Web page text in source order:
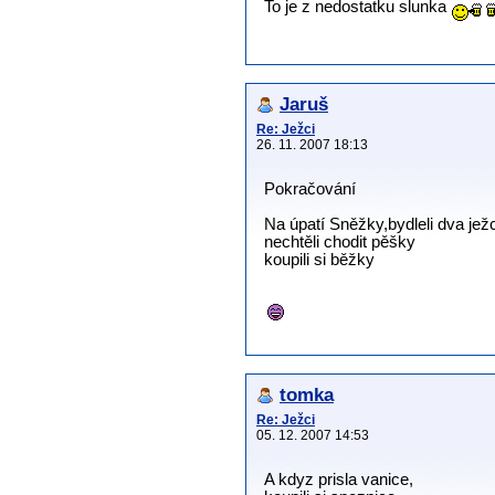
To je z nedostatku slunka
Jaruš
Re: Ježci
26. 11. 2007 18:13
Pokračování
Na úpatí Sněžky,bydleli dva
nechtěli chodit pěšky
koupili si běžky
tomka
Re: Ježci
05. 12. 2007 14:53
A kdyz prisla vanice,